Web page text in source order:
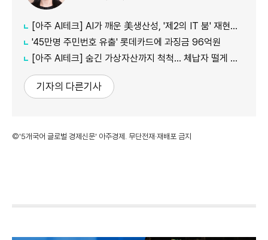
[아주 AI테크] AI가 깨운 美생산성, '제2의 IT 붐' 재현되나
'45만명 주민번호 유출' 롯데카드에 과징금 96억원
[아주 AI테크] 숨긴 가상자산까지 척척... 체납자 떨게 하는 'AI 수사관'
기자의 다른기사
©'5개국어 글로벌 경제신문' 아주경제. 무단전재·재배포 금지